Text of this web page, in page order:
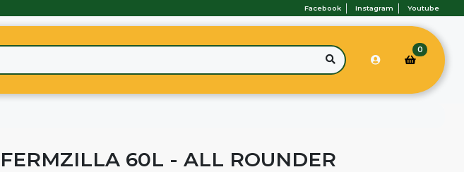
Facebook Instagram Youtube
0
FERMZILLA 60L - ALL ROUNDER